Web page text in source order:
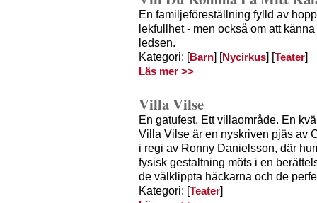
En familjeföreställning fylld av
lekfullhet - men också om att
ledsen.
Kategori: [Barn] [Nycirkus] [Teater]
Läs mer >>
Villa Vilse
En gatufest. Ett villaområde. En
Villa Vilse är en nyskriven pjäs av
i regi av Ronny Danielsson, där
fysisk gestaltning möts i en
de välklippta häckarna och de
Kategori: [Teater]